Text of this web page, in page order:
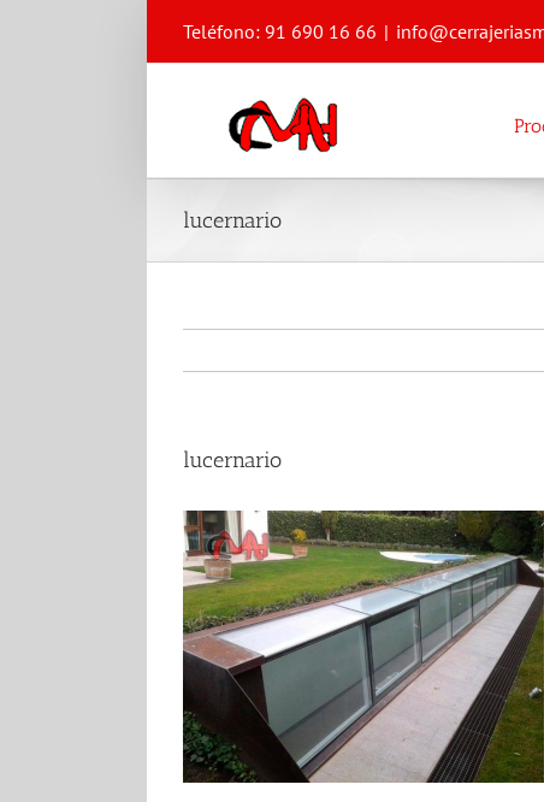
Teléfono: 91 690 16 66 |
lucernario
lucernario